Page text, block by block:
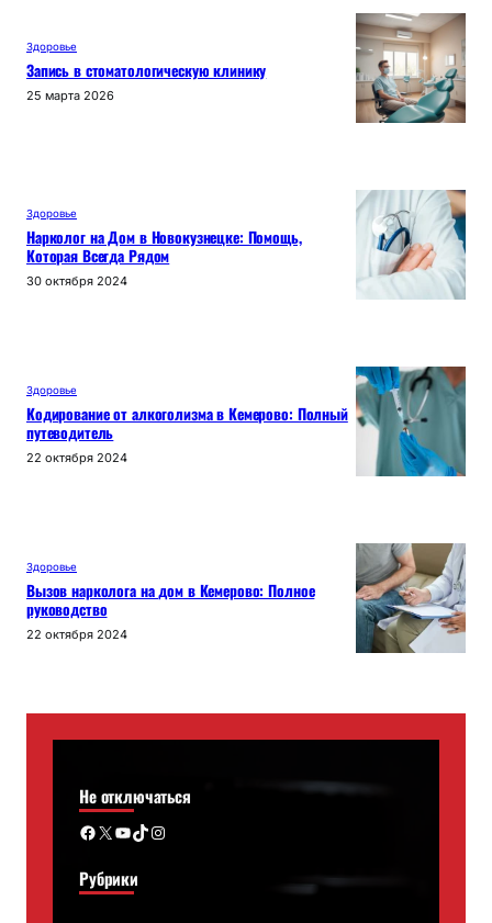
Здоровье
Запись в стоматологическую клинику
25 марта 2026
Здоровье
Нарколог на Дом в Новокузнецке: Помощь,
Которая Всегда Рядом
30 октября 2024
Здоровье
Кодирование от алкоголизма в Кемерово: Полный
путеводитель
22 октября 2024
Здоровье
Вызов нарколога на дом в Кемерово: Полное
руководство
22 октября 2024
Не отключаться
Facebook X YouTube TikTok Instagram
Рубрики